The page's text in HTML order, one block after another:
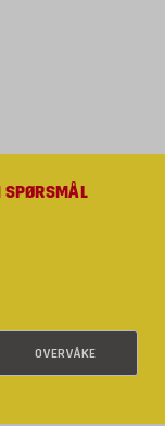
SPØRSMÅL
OVERVÅKE